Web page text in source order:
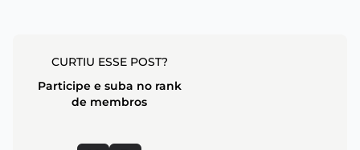
CURTIU ESSE POST?
Participe e suba no rank
de membros